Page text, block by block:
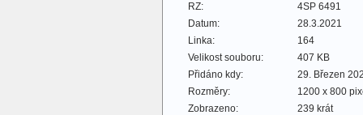
RZ:
4SP 6491
Datum:
28.3.2021
Linka:
164
Velikost souboru:
407 KB
Přidáno kdy:
29. Březen
Rozměry:
1200 x 800
Zobrazeno:
239 krát